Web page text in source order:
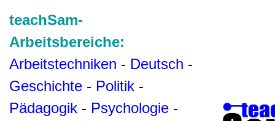
teachSam-
Arbeitsbereiche:
Arbeitstechniken - Deutsch -
Geschichte - Politik -
Pädagogik - Psychologie -